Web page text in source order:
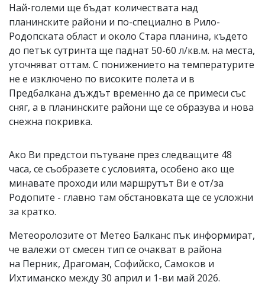
ни!
Най-големи ще бъдат количествата над
планинските райони и по-специално в Рило-
Родопската област и около Стара планина, където
до петък сутринта ще паднат 50-60 л/кв.м. на места,
уточняват оттам. С понижението на температурите
не е изключено по високите полета и в
Предбалкана дъждът временно да се примеси със
сняг, а в планинските райони ще се образува и нова
снежна покривка.
Ако Ви предстои пътуване през следващите 48
часа, се съобразете с условията, особено ако ще
минавате проходи или маршрутът Ви е от/за
Родопите - главно там обстановката ще се усложни
за кратко.
Метеоролозите от Метео Балканс пък информират,
че валежи от смесен тип се очакват в района
на Перник, Драгоман, Софийско, Самоков и
Ихтиманско между 30 април и 1-ви май 2026.